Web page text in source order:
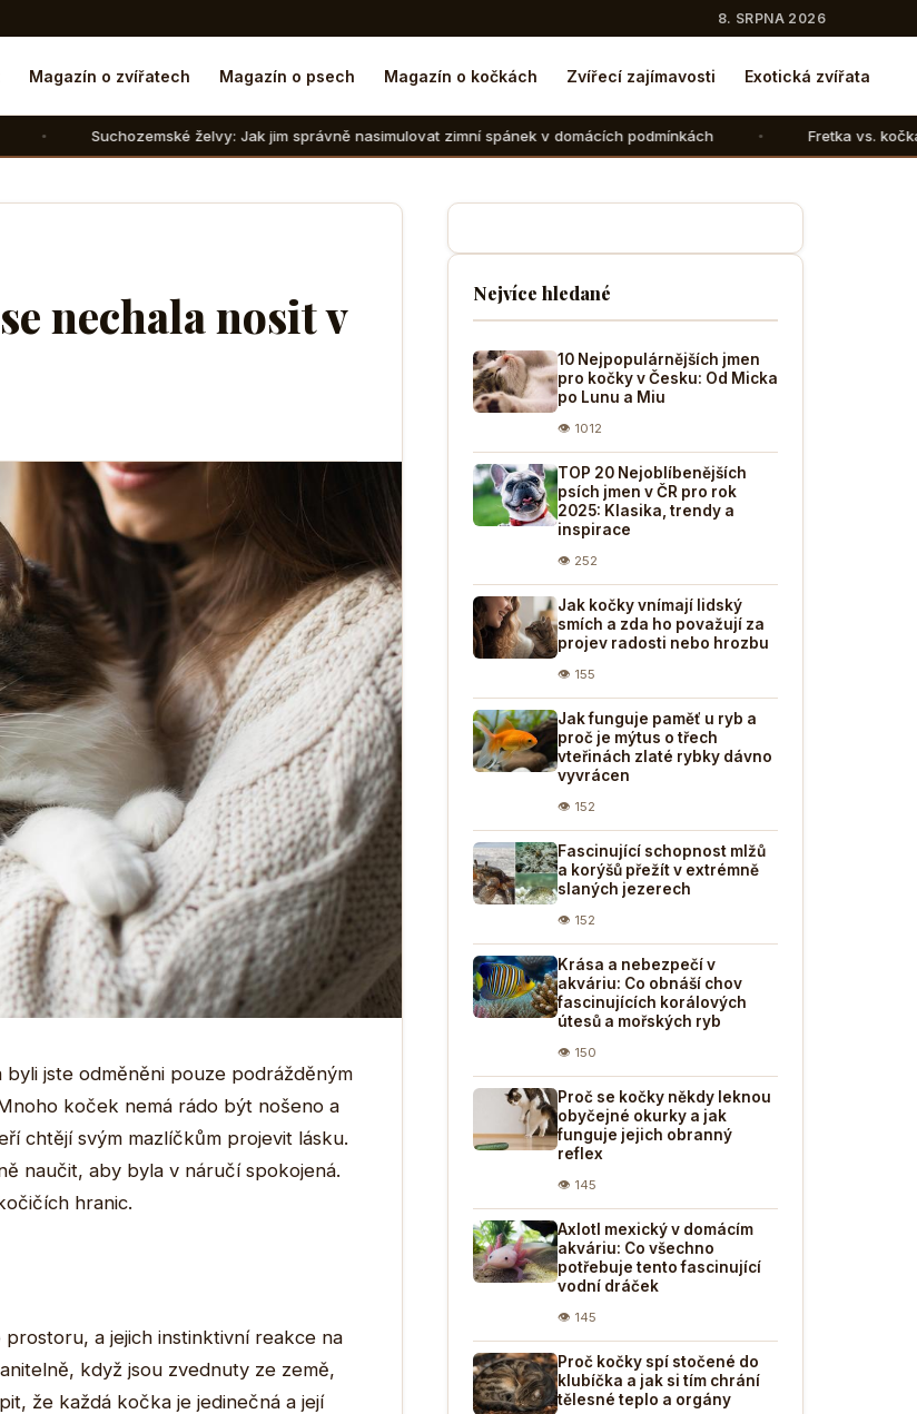
8. SRPNA 2026
Magazín o zvířatech Magazín o psech Magazín o kočkách Zvířecí zajímavosti Exotická zvířata
želvy: Jak jim správně nasimulovat zimní spánek v domácích podmínkách Fretka vs. kočka: V čem se liší
nechala nosit v
jste odměněni pouze podrážděným
koček nemá rádo být nošeno a
chtějí svým mazlíčkům projevit lásku.
naučit, aby byla v náručí spokojená.
hranic.
a jejich instinktivní reakce na
když jsou zvednuty ze země,
že každá kočka je jedinečná a její
Nejvíce hledané
10 Nejpopulárnějších jmen
pro kočky v Česku: Od Micka
po Lunu a Miu
👁 1012
TOP 20 Nejoblíbenějších
psích jmen v ČR pro rok
2025: Klasika, trendy a
inspirace
👁 252
Jak kočky vnímají lidský
smích a zda ho považují za
projev radosti nebo hrozbu
👁 155
Jak funguje paměť u ryb a
proč je mýtus o třech
vteřinách zlaté rybky dávno
vyvrácen
👁 152
Fascinující schopnost mlžů
a korýšů přežít v extrémně
slaných jezerech
👁 152
Krása a nebezpečí v
akváriu: Co obnáší chov
fascinujících korálových
útesů a mořských ryb
👁 150
Proč se kočky někdy leknou
obyčejné okurky a jak
funguje jejich obranný
reflex
👁 145
Axlotl mexický v domácím
akváriu: Co všechno
potřebuje tento fascinující
vodní dráček
👁 145
Proč kočky spí stočené do
klubíčka a jak si tím chrání
tělesné teplo a orgány